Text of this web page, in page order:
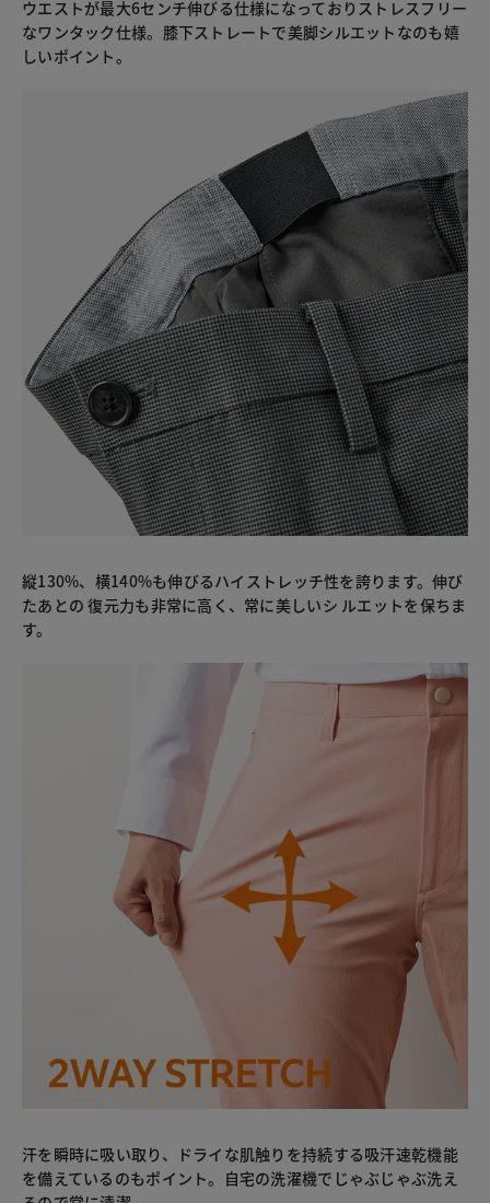
ウエストが最大6センチ伸びる仕様になっておりストレスフリー
なワンタック仕様。膝下ストレートで美脚シルエットなのも嬉
しいポイント。
縦130%、横140%も伸びるハイストレッチ性を誇ります。伸び
たあとの 復元力も非常に高く、常に美しいシ ルエットを保ちま
す。
汗を瞬時に吸い取り、ドライな肌触りを持続する吸汗速乾機能
を備えているのもポイント。自宅の洗濯機でじゃぶじゃぶ洗え